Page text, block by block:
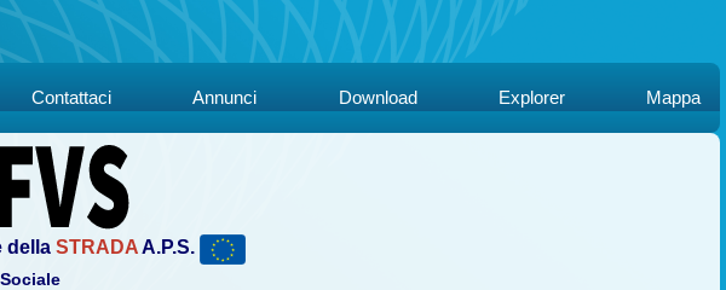
Contattaci Annunci Download Explorer Mappa
della STRADAA.P.S.